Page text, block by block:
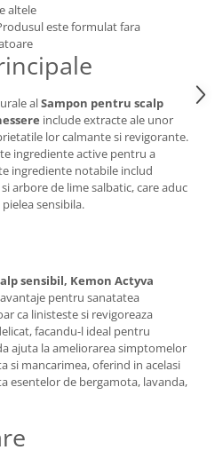
altele
este formulat fara
alSampon pentru scalp
include extracte ale unor
lor calmante si revigorante.
ingrediente active pentru a
ingrediente notabile includ
arbore de lime salbatic, care aduc
sensibila.
sensibil, Kemon Actyva
pentru sanatatea
ca linisteste si revigoreaza
facandu-l ideal pentru
ajuta la ameliorarea simptomelor
si mancarimea, oferind in acelasi
esentelor de bergamota, lavanda,